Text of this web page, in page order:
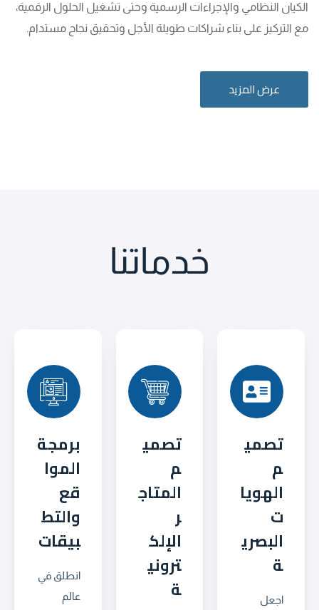
الكيان النظامي والإجراءات الرسمية وحتى تشغيل الحلول الرقمية،
مع التركيز على بناء شراكات طويلة الأجل وتحقيق نجاح مستدام.
عرض المزيد
خدماتنا
تصمي
م
الهويا
ت
البصري
ة
اجعل
تصمي
م
المتاج
ر
الإلك
تروني
ة
برمجة
الموا
قع
والتط
بيقات
انطلق في
عالم